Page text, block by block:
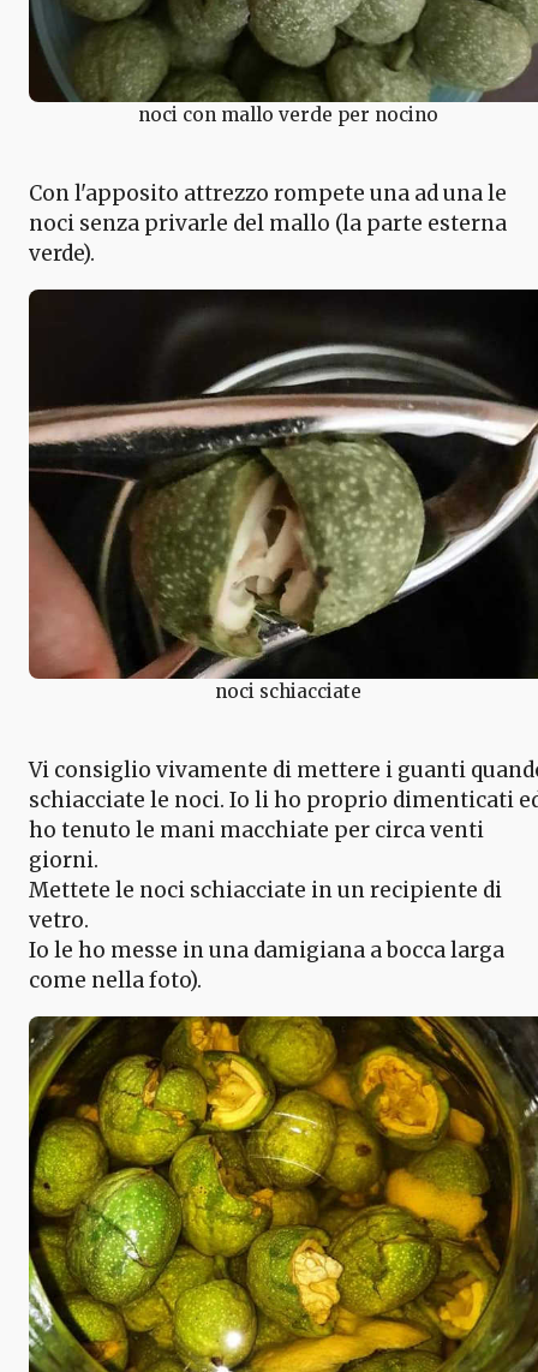
noci con mallo verde per nocino
Con l'apposito attrezzo rompete una ad una le
noci senza privarle del mallo (la parte esterna
verde).
noci schiacciate
Vi consiglio vivamente di mettere i guanti
schiacciate le noci. Io li ho proprio dimenticati
ho tenuto le mani macchiate per circa venti
giorni.
Mettete le noci schiacciate in un recipiente di
vetro.
Io le ho messe in una damigiana a bocca larga
come nella foto).